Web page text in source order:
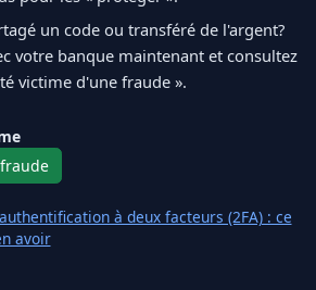
un code ou transféré de l'argent?
votre banque maintenant et consultez
victime d'une fraude ».
à deux facteurs (2FA) : ce
avoir